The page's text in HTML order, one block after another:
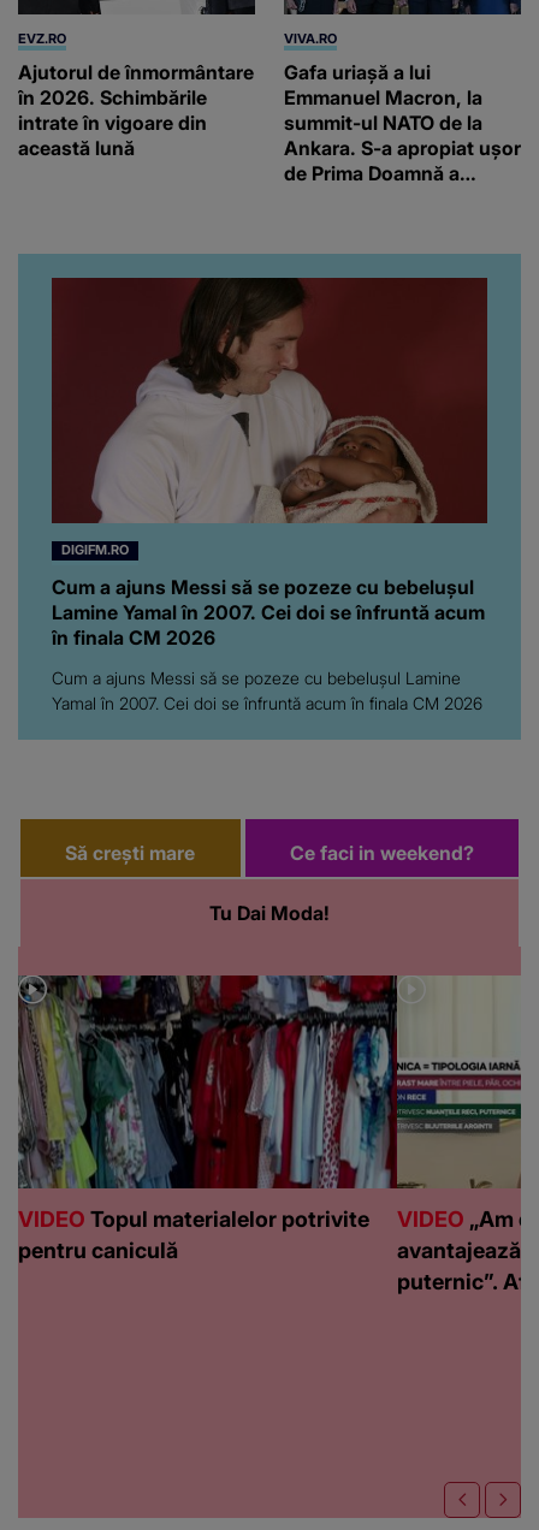
EVZ.RO
Ajutorul de înmormântare
în 2026. Schimbările
intrate în vigoare din
această lună
VIVA.RO
Gafa uriașă a lui
Emmanuel Macron, la
summit-ul NATO de la
Ankara. S-a apropiat ușor
de Prima Doamnă a
înconjurul presei
DIGIFM.RO
Cum a ajuns Messi să se pozeze cu bebelușul
Lamine Yamal în 2007. Cei doi se înfruntă acum
în finala CM 2026
Cum a ajuns Messi să se pozeze cu bebelușul Lamine
Yamal în 2007. Cei doi se înfruntă acum în finala CM 2026
Să crești mare
Tu Dai Moda!
Ce faci in weekend?
VIDEO Topul materialelor potrivite
pentru caniculă
VIDEO „Am
avantajează
puternic”.